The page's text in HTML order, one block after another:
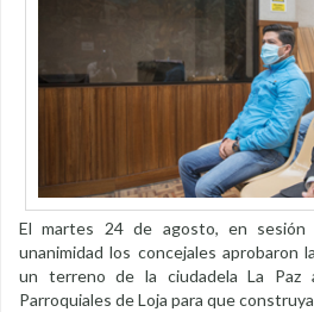
El martes 24 de agosto, en sesión
unanimidad los concejales aprobaron
un terreno de la ciudadela La Paz
Parroquiales de Loja para que